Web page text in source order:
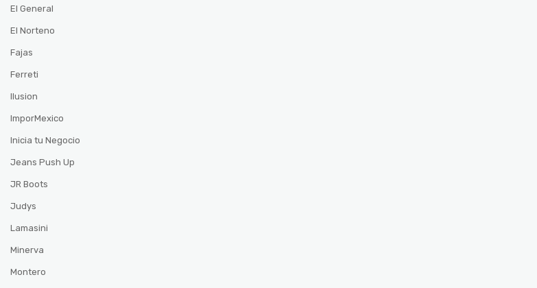
El General
El Norteno
Fajas
Ferreti
Ilusion
ImporMexico
Inicia tu Negocio
Jeans Push Up
JR Boots
Judys
Lamasini
Minerva
Montero